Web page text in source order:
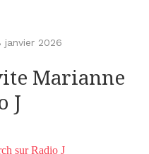
janvier 2026
Marianne
J
sur Radio J